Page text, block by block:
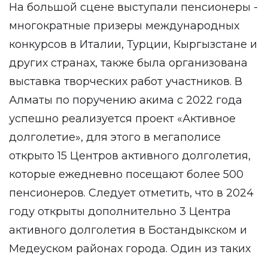
На большой сцене выступали пенсионеры -
многократные призеры международных
конкурсов в Италии, Турции, Кыргызстане и
других странах, также была организована
выставка творческих работ участников. В
Алматы по поручению акима с 2022 года
успешно реализуется проект «Активное
долголетие», для этого в мегаполисе
открыто 15 Центров активного долголетия,
которые ежедневно посещают более 500
пенсионеров. Следует отметить, что в 2024
году открыты дополнительно 3 Центра
активного долголетия в Бостандыкском и
Медеуском районах города. Один из таких